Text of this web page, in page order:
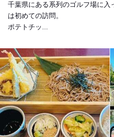
千葉県にある系列のゴルフ場に入
は初めての訪問。
ポテトチッ...